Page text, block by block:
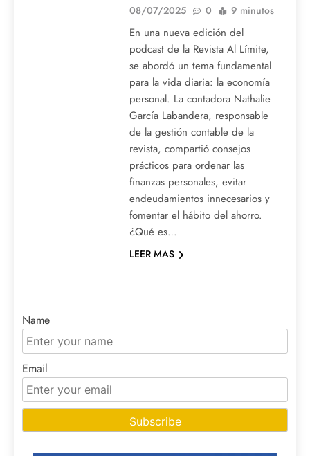
08/07/2025
0 9 minutos
En una nueva edición del
podcast de la Revista Al Límite,
se abordó un tema fundamental
para la vida diaria: la economía
personal. La contadora Nathalie
García Labandera, responsable
de la gestión contable de la
revista, compartió consejos
prácticos para ordenar las
finanzas personales, evitar
endeudamientos innecesarios y
fomentar el hábito del ahorro.
¿Qué es…
LEER MAS
Name
Email